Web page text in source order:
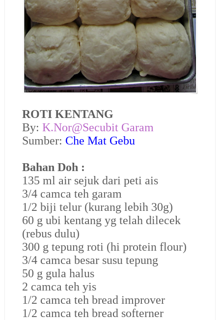
ROTI KENTANG
By: K.Nor@Secubit Garam
Sumber: Che Mat Gebu
Bahan Doh :
135 ml air sejuk dari peti ais
3/4 camca teh garam
1/2 biji telur (kurang lebih 30g)
60 g ubi kentang yg telah dilecek
(rebus dulu)
300 g tepung roti (hi protein flour)
3/4 camca besar susu tepung
50 g gula halus
2 camca teh yis
1/2 camca teh bread improver
1/2 camca teh bread softerner